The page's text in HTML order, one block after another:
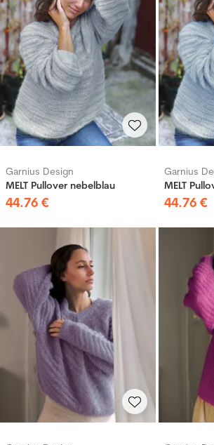
Garnius Design
MELT Pullover nebelblau
44.76 €
Garnius
MELT
44.76 €